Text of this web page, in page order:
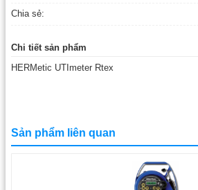
Chia sẻ:
Chi tiết sản phẩm
HERMetic UTImeter Rtex
Sản phẩm liên quan